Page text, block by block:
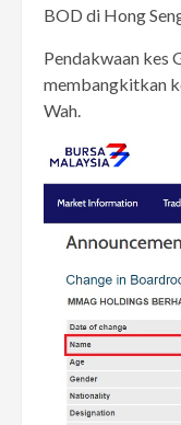
BOD di Hong
Pendakwaan kes
membangkitkan
Wah.